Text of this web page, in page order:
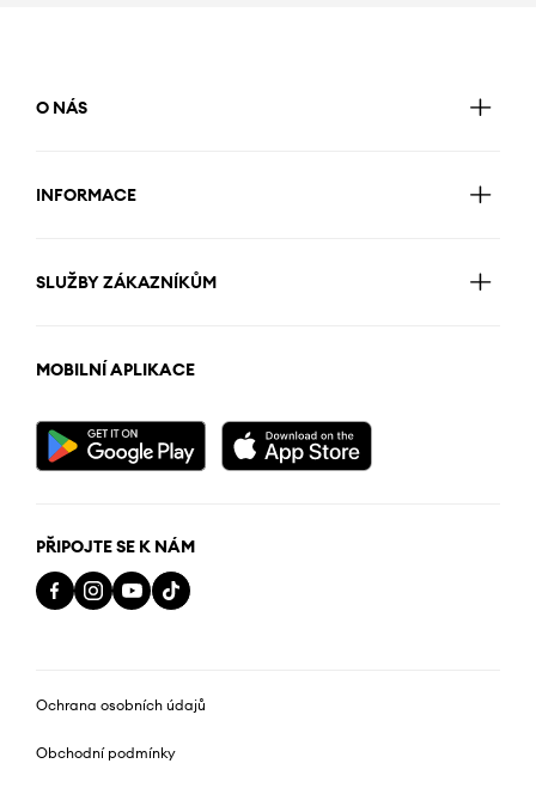
O NÁS
INFORMACE
SLUŽBY ZÁKAZNÍKŮM
MOBILNÍ APLIKACE
PŘIPOJTE SE K NÁM
Ochrana osobních údajů
Obchodní podmínky